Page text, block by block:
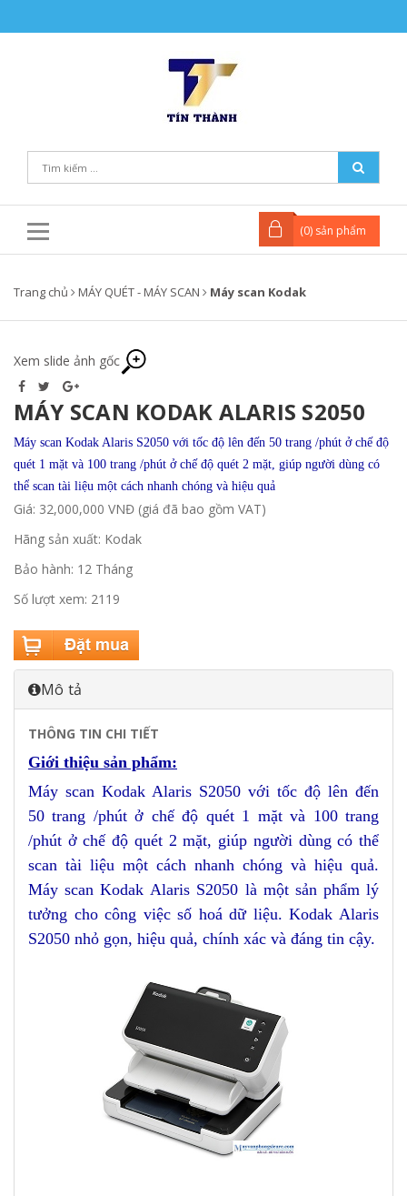
(0) sản phẩm
Trang chủ MÁY QUÉT - MÁY SCAN Máy scan Kodak
Xem slide ảnh gốc
MÁY SCAN KODAK ALARIS S2050
Máy scan Kodak Alaris S2050 với tốc độ lên đến 50 trang /phút ở chế độ
quét 1 mặt và 100 trang /phút ở chế độ quét 2 mặt, giúp người dùng có
thể scan tài liệu một cách nhanh chóng và hiệu quả
Giá: 32,000,000 VNĐ (giá đã bao gồm VAT)
Hãng sản xuất: Kodak
Bảo hành: 12 Tháng
Số lượt xem: 2119
Mô tả
THÔNG TIN CHI TIẾT
Giới thiệu sản phẩm:
Máy scan Kodak Alaris S2050 với tốc độ lên đến
50 trang /phút ở chế độ quét 1 mặt và 100 trang
/phút ở chế độ quét 2 mặt, giúp người dùng có thể
scan tài liệu một cách nhanh chóng và hiệu quả.
Máy scan Kodak Alaris S2050 là một sản phẩm lý
tưởng cho công việc số hoá dữ liệu. Kodak Alaris
S2050 nhỏ gọn, hiệu quả, chính xác và đáng tin cậy.